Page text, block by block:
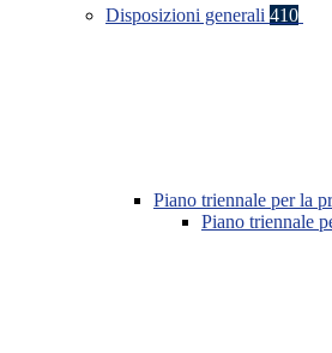
Disposizioni generali 410
Piano triennale per la
Piano triennale